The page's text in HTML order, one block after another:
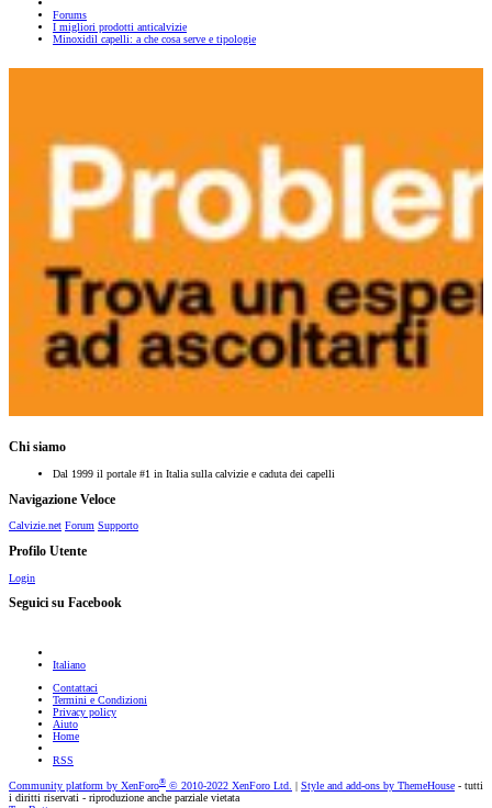
Forums
I migliori prodotti anticalvizie
Minoxidil capelli: a che cosa serve e tipologie
Chi siamo
Dal 1999 il portale #1 in Italia sulla calvizie e caduta dei capelli
Navigazione Veloce
Calvizie.net Forum Supporto
Profilo Utente
Login
Seguici su Facebook
Italiano
Contattaci
Termini e Condizioni
Privacy policy
Aiuto
Home
RSS
Community platform by XenForo® © 2010-2022 XenForo Ltd. Style and add-ons by ThemeHouse - tutti
i diritti riservati - riproduzione anche parziale vietata